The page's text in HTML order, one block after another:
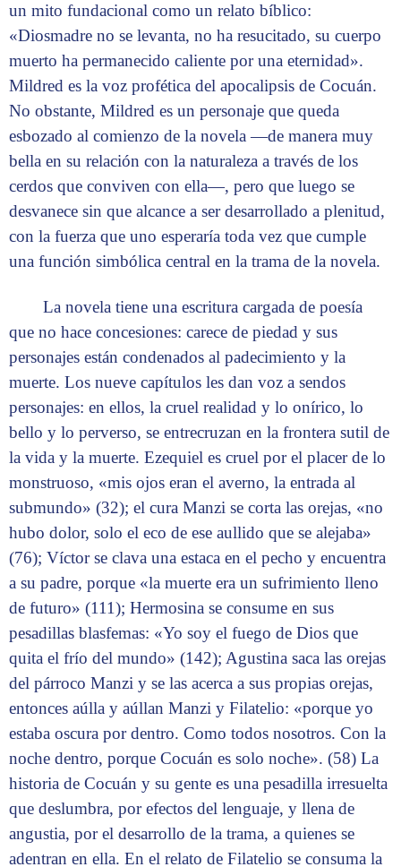
un mito fundacional como un relato bíblico:
«Diosmadre no se levanta, no ha resucitado, su cuerpo
muerto ha permanecido caliente por una eternidad».
Mildred es la voz profética del apocalipsis de Cocuán.
No obstante, Mildred es un personaje que queda
esbozado al comienzo de la novela —de manera muy
bella en su relación con la naturaleza a través de los
cerdos que conviven con ella—, pero que luego se
desvanece sin que alcance a ser desarrollado a plenitud,
con la fuerza que uno esperaría toda vez que cumple
una función simbólica central en la trama de la novela.
La novela tiene una escritura cargada de poesía
que no hace concesiones: carece de piedad y sus
personajes están condenados al padecimiento y la
muerte. Los nueve capítulos les dan voz a sendos
personajes: en ellos, la cruel realidad y lo onírico, lo
bello y lo perverso, se entrecruzan en la frontera sutil de
la vida y la muerte. Ezequiel es cruel por el placer de lo
monstruoso, «mis ojos eran el averno, la entrada al
submundo» (32); el cura Manzi se corta las orejas, «no
hubo dolor, solo el eco de ese aullido que se alejaba»
(76); Víctor se clava una estaca en el pecho y encuentra
a su padre, porque «la muerte era un sufrimiento lleno
de futuro» (111); Hermosina se consume en sus
pesadillas blasfemas: «Yo soy el fuego de Dios que
quita el frío del mundo» (142); Agustina saca las orejas
del párroco Manzi y se las acerca a sus propias orejas,
entonces aúlla y aúllan Manzi y Filatelio: «porque yo
estaba oscura por dentro. Como todos nosotros. Con la
noche dentro, porque Cocuán es solo noche». (58) La
historia de Cocuán y su gente es una pesadilla irresuelta
que deslumbra, por efectos del lenguaje, y llena de
angustia, por el desarrollo de la trama, a quienes se
adentran en ella. En el relato de Filatelio se consuma la